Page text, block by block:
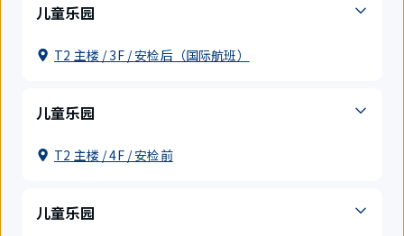
儿童乐园
T2 主楼 / 3F / 安检后（国际航班）
儿童乐园
T2 主楼 / 4F / 安检前
儿童乐园